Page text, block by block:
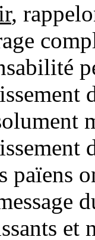
,
païens
et